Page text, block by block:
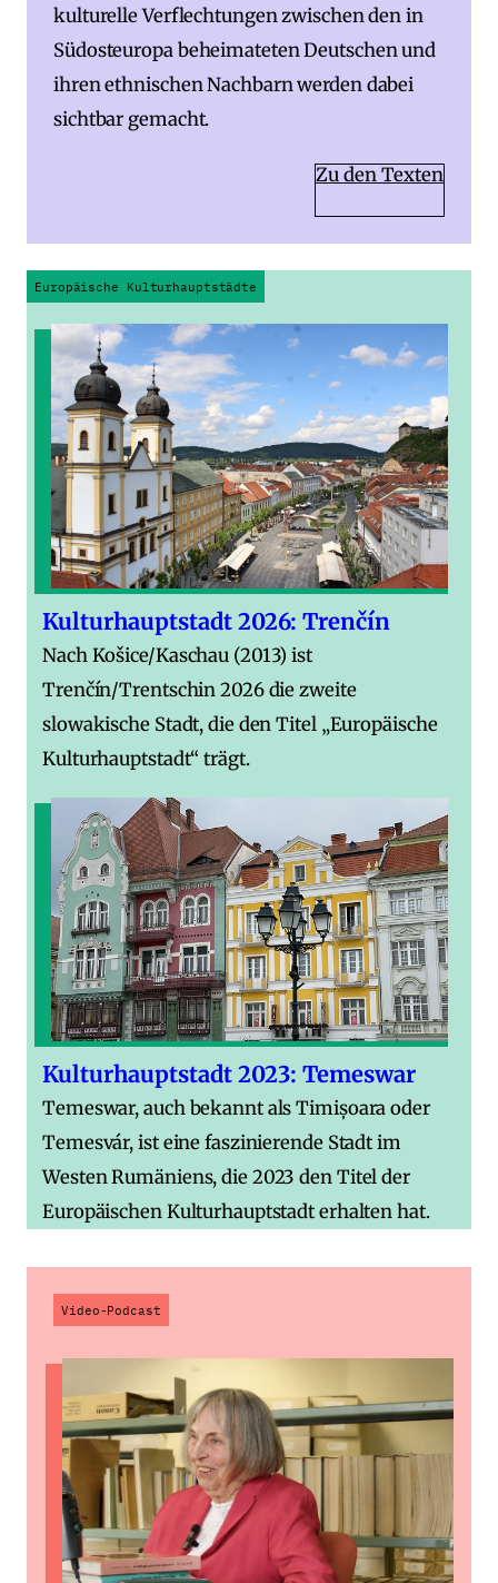
kulturelle Verflechtungen zwischen den in
Südosteuropa beheimateten Deutschen und
ihren ethnischen Nachbarn werden dabei
sichtbar gemacht.
Zu den Texten
Europäische Kulturhauptstädte
Kulturhauptstadt 2026: Trenčín
Nach Košice/Kaschau (2013) ist
Trenčín/Trentschin 2026 die zweite
slowakische Stadt, die den Titel „Europäische
Kulturhauptstadt“ trägt.
Kulturhauptstadt 2023: Temeswar
Temeswar, auch bekannt als Timișoara oder
Temesvár, ist eine faszinierende Stadt im
Westen Rumäniens, die 2023 den Titel der
Europäischen Kulturhauptstadt erhalten hat.
Video-Podcast